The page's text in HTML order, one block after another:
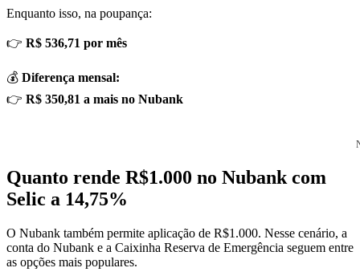
Enquanto isso, na poupança:
👉 R$ 536,71 por mês
💰 Diferença mensal:
👉 R$ 350,81 a mais no Nubank
Quanto rende R$1.000 no Nubank com
Selic a 14,75%
O Nubank também permite aplicação de R$1.000. Nesse cenário, a
conta do Nubank e a Caixinha Reserva de Emergência seguem entre
as opções mais populares.